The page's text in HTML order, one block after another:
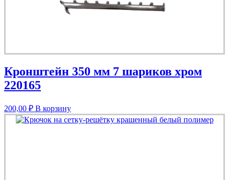
Кронштейн 350 мм 7 шариков хром
220165
200,00 ₽ В корзину